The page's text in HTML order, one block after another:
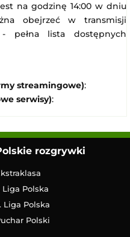
na godzinę 14:00 w dniu
obejrzeć w transmisji
pełna lista dostępnych
streamingowe):
serwisy):
rozgrywki
Liga Polska
Liga Polska
Polski